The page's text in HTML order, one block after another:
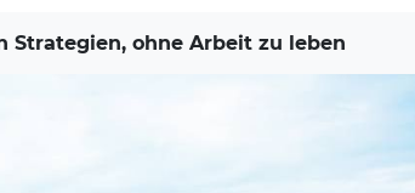
Strategien, ohne Arbeit zu leben